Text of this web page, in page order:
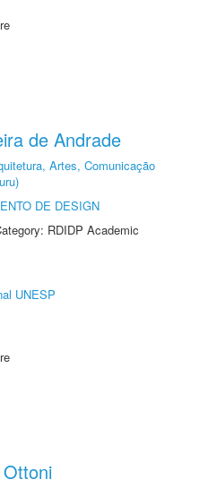
de Andrade
Artes, Comunicação
DE DESIGN
RDIDP Academic
UNESP